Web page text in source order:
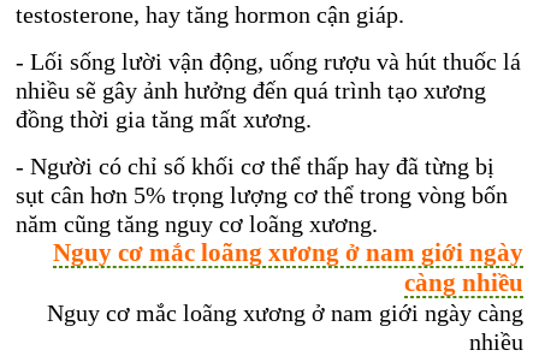
testosterone, hay tăng hormon cận giáp.
- Lối sống lười vận động, uống rượu và hút thuốc lá
nhiều sẽ gây ảnh hưởng đến quá trình tạo xương
đồng thời gia tăng mất xương.
- Người có chỉ số khối cơ thể thấp hay đã từng bị
sụt cân hơn 5% trọng lượng cơ thể trong vòng bốn
năm cũng tăng nguy cơ loãng xương.
Nguy cơ mắc loãng xương ở nam giới ngày
càng nhiều
Nguy cơ mắc loãng xương ở nam giới ngày càng
nhiều